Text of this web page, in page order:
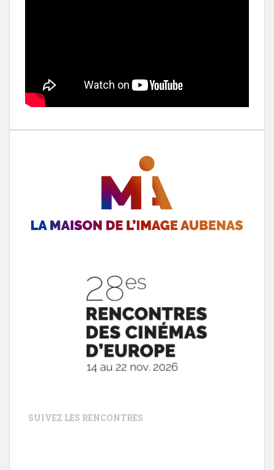
SUIVEZ LES RENCONTRES